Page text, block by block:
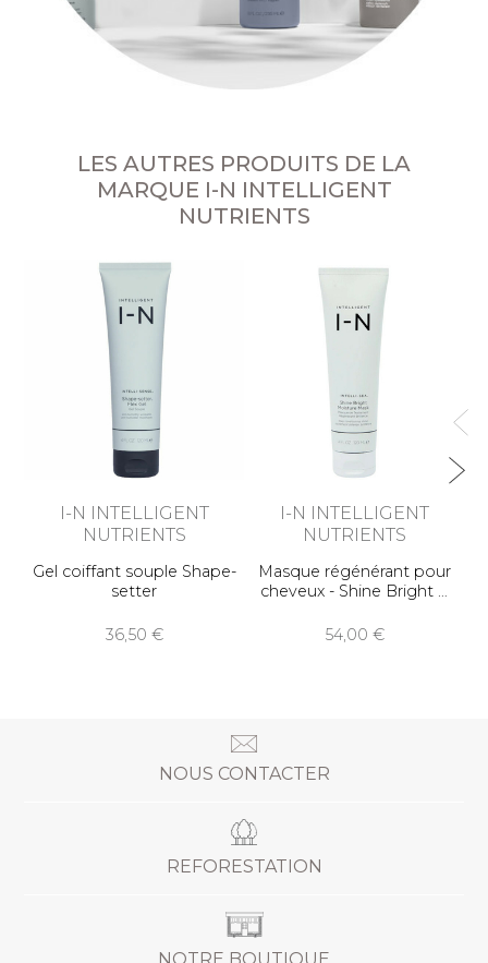
LES AUTRES PRODUITS DE LA
MARQUE I-N INTELLIGENT
NUTRIENTS
I-N INTELLIGENT
NUTRIENTS
Gel coiffant souple Shape-
setter
36,50
I-N INTELLIGENT
NUTRIENTS
Masque régénérant pour
cheveux - Shine Bright
54,00
NOUS CONTACTER
REFORESTATION